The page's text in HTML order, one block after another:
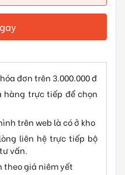
đơn trên 3.000.000 đ
hàng trực tiếp để chọn
trên web là có ở kho
liên hệ trực tiếp bộ
vấn.
theo giá niêm yết